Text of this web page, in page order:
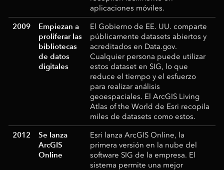
aplicaciones móviles.
2009
Empiezan a
proliferar las
bibliotecas
de datos
digitales
El Gobierno de EE. UU. comparte
públicamente datasets abiertos y
acreditados en Data.gov.
Cualquier persona puede utilizar
estos dataset en SIG, lo que
reduce el tiempo y el esfuerzo
para realizar análisis
geoespaciales. El ArcGIS Living
Atlas of the World de Esri recopila
miles de datasets como estos.
2012
Se lanza
ArcGIS
Online
Esri lanza ArcGIS Online, la
primera versión en la nube del
software SIG de la empresa. El
sistema permite una mejor